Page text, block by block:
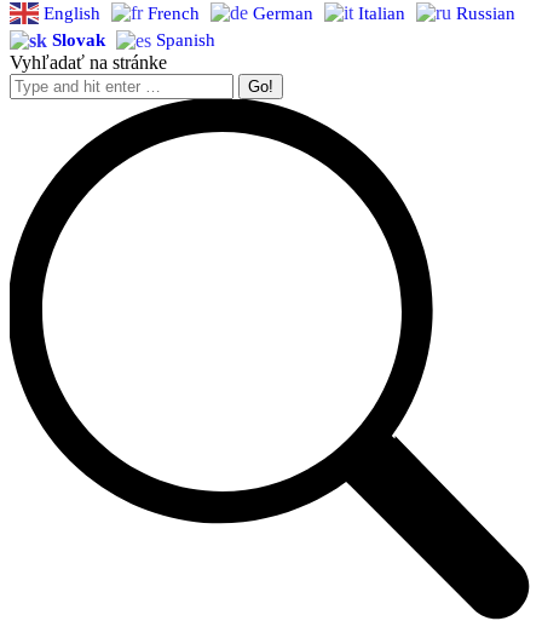
English French German Italian
Russian
Slovak
Spanish
Vyhľadať na stránke
Search: